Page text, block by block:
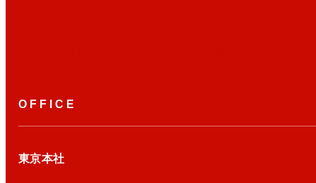
OFFICE
東京本社